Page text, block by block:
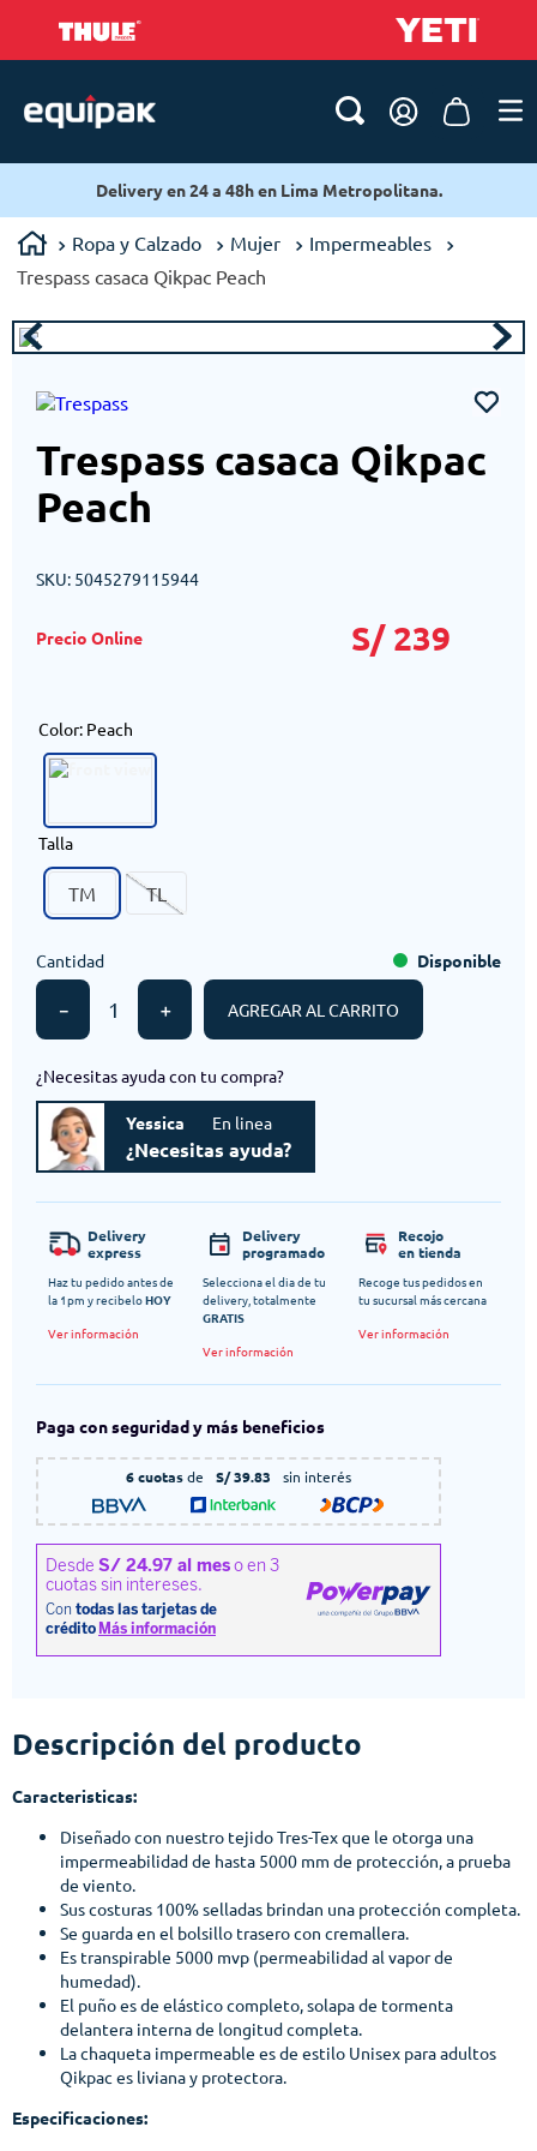
Delivery en 24 a 48h en Lima Metropolitana.
Ropa y Calzado Mujer
Impermeables
Trespass casaca Qikpac Peach
Trespass casaca Qikpac
Peach
SKU: 5045279115944
S/ 239
Color: Peach
Talla
TM TL
Cantidad
＋
－
Disponible
AGREGAR AL CARRITO
¿Necesitas ayuda con tu compra?
Yessica En linea
¿Necesitas ayuda?
Delivery
express
Haz tu pedido antes de
la 1pm y recibeloHOY
Ver información
Delivery
programado
Selecciona el dia de tu
delivery, totalmente
GRATIS
Ver información
Recojo
en tienda
Recoge tus pedidos en
tu sucursal más cercana
Ver información
Paga con seguridad y más beneficios
6 cuotasde S/ 39.83 sin interés
Descripción del producto
Caracteristicas:
Diseñado con nuestro tejido Tres-Tex que le otorga una
impermeabilidad de hasta 5000 mm de protección, a prueba
de viento.
Sus costuras 100% selladas brindan una protección completa.
Se guarda en el bolsillo trasero con cremallera.
Es transpirable 5000 mvp (permeabilidad al vapor de
humedad).
El puño es de elástico completo, solapa de tormenta
delantera interna de longitud completa.
La chaqueta impermeable es de estilo Unisex para adultos
Qikpac es liviana y protectora.
Especificaciones: